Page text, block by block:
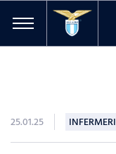
25.01.25